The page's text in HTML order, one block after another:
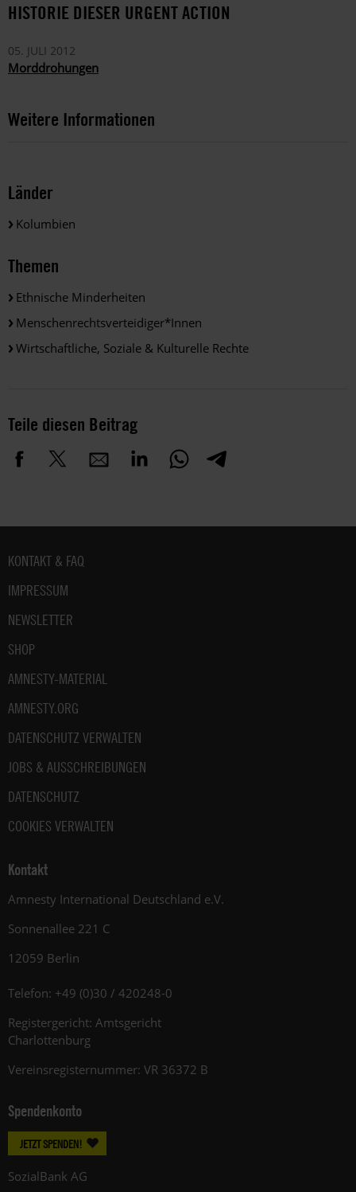
HISTORIE DIESER URGENT ACTION
05. JULI 2012
Morddrohungen
Weitere Informationen
Länder
Kolumbien
Themen
Ethnische Minderheiten
Menschenrechtsverteidiger*innen
Wirtschaftliche, Soziale & Kulturelle Rechte
Teile diesen Beitrag
Fußbereich
KONTAKT & FAQ
IMPRESSUM
NEWSLETTER
SHOP
AMNESTY-MATERIAL
AMNESTY.ORG
DATENSCHUTZ VERWALTEN
JOBS & AUSSCHREIBUNGEN
DATENSCHUTZ
COOKIES VERWALTEN
Kontakt
Amnesty International Deutschland e.V.
Sonnenallee 221 C
12059 Berlin
Telefon: +49 (0)30 / 420248-0
Registergericht: Amtsgericht
Charlottenburg
Vereinsregisternummer: VR 36372 B
Spendenkonto
JETZT SPENDEN!
SozialBank AG